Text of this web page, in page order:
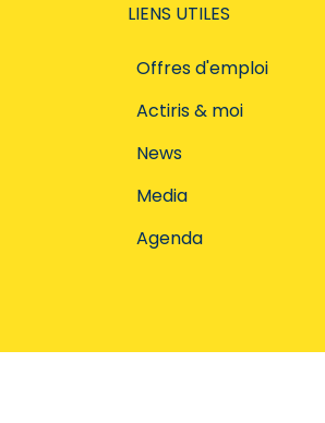
LIENS UTILES
Offres d'emploi
Actiris & moi
News
Media
Agenda